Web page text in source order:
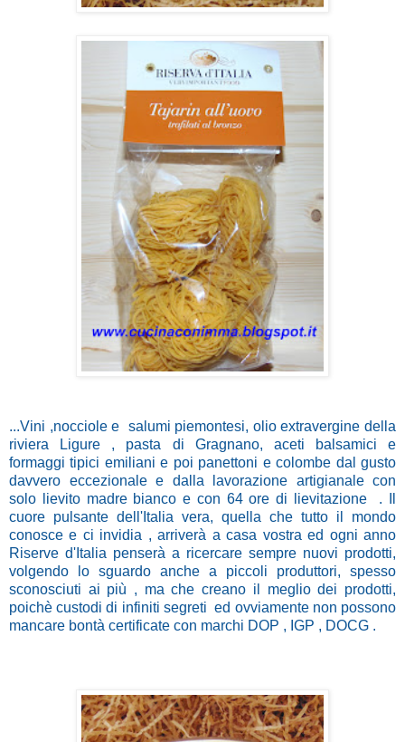
...Vini ,nocciole e salumi piemontesi, olio extravergine della
riviera Ligure , pasta di Gragnano, aceti balsamici e
formaggi tipici emiliani e poi panettoni e colombe dal gusto
davvero eccezionale e dalla lavorazione artigianale con
solo lievito madre bianco e con 64 ore di lievitazione . Il
cuore pulsante dell'Italia vera, quella che tutto il mondo
conosce e ci invidia , arriverà a casa vostra ed ogni anno
Riserve d'Italia penserà a ricercare sempre nuovi prodotti,
volgendo lo sguardo anche a piccoli produttori, spesso
sconosciuti ai più , ma che creano il meglio dei prodotti,
poichè custodi di infiniti segreti ed ovviamente non possono
mancare bontà certificate con marchi DOP , IGP , DOCG .